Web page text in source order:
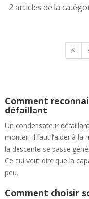
2 articles de la
Comment
défaillant
Un condensateur
monter, il faut l'aider à la
la descente se passe
Ce qui veut dire que la
peu.
Comment choisir